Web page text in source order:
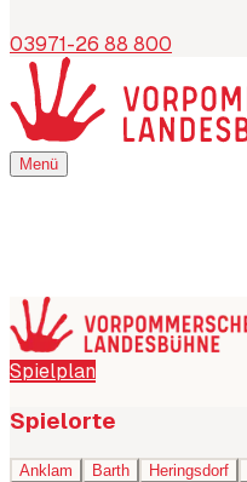
03971-26 88 800
Menü
Menü
Spielplan
Spielorte
Anklam Barth Heringsdorf